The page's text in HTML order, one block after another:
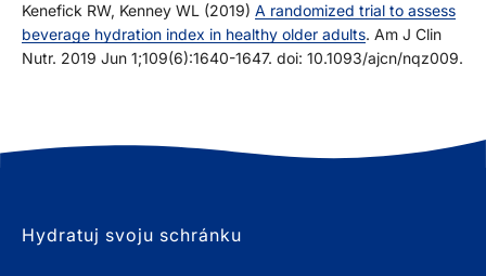
Kenefick RW, Kenney WL (2019) A randomized trial to assess
beverage hydration index in healthy older adults. Am J Clin
Nutr. 2019 Jun 1;109(6):1640-1647. doi: 10.1093/ajcn/nqz009.
Hydratuj svoju schránku